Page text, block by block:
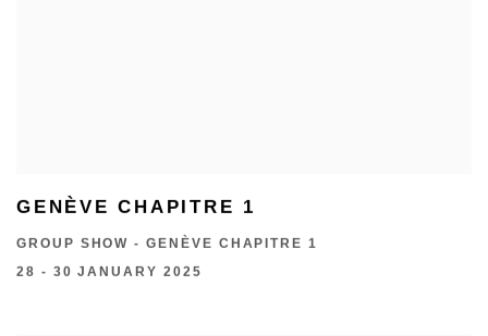
GENÈVE CHAPITRE 1
GROUP SHOW - GENÈVE CHAPITRE 1
28 - 30 JANUARY 2025